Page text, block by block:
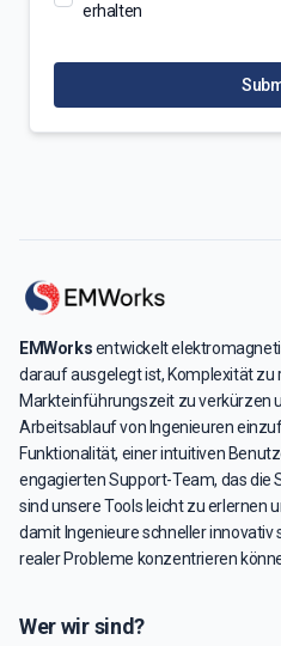
erhalten
EMWorksentwickelt
darauf ausgelegt ist, Komplexität zu
Markteinführungszeit zu verkürzen
Arbeitsablauf von Ingenieuren
Funktionalität, einer intuitiven
engagierten Support-Team, das die
sind unsere Tools leicht zu erlernen
damit Ingenieure schneller innovativ
realer Probleme konzentrieren
Wer wir sind?